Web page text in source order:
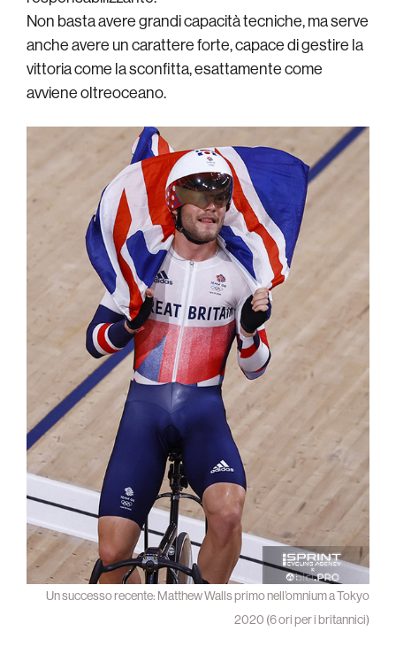
Non basta avere grandi capacità tecniche, ma serve
anche avere un carattere forte, capace di gestire la
vittoria come la sconfitta, esattamente come
avviene oltreoceano.
Un successo recente: Matthew Walls primo nell’omnium a Tokyo
2020 (6 ori per i britannici)